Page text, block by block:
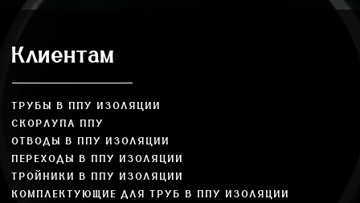
Клиентам
ТРУБЫ В ППУ ИЗОЛЯЦИИ
СКОРЛУПА ППУ
ОТВОДЫ В ППУ ИЗОЛЯЦИИ
ПЕРЕХОДЫ В ППУ ИЗОЛЯЦИИ
ТРОЙНИКИ В ППУ ИЗОЛЯЦИИ
КОМПЛЕКТУЮЩИЕ ДЛЯ ТРУБ В ППУ ИЗОЛЯЦИИ